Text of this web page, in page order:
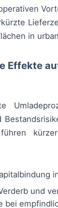
in
Effekte
und
bei